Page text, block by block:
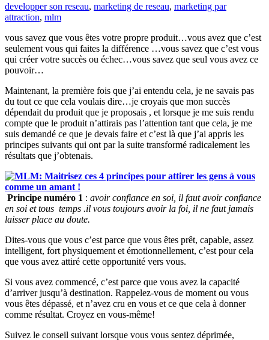
developper son reseau, marketing de reseau, marketing par
attraction, mlm
vous savez que vous êtes votre propre produit…vous avez que c’est
seulement vous qui faites la différence …vous savez que c’est vous
qui créer votre succès ou échec…vous savez que seul vous avez ce
pouvoir…
Maintenant, la première fois que j’ai entendu cela, je ne savais pas
du tout ce que cela voulais dire…je croyais que mon succès
dépendait du produit que je proposais , et lorsque je me suis rendu
compte que le produit n’attirais pas l’attention tant que cela, je me
suis demandé ce que je devais faire et c’est là que j’ai appris les
principes suivants qui ont par la suite transformé radicalement les
résultats que j’obtenais.
Principe numéro 1 : avoir confiance en soi, il faut avoir confiance
en soi et tous temps .il vous toujours avoir la foi, il ne faut jamais
laisser place au doute.
Dites-vous que vous c’est parce que vous êtes prêt, capable, assez
intelligent, fort physiquement et émotionnellement, c’est pour cela
que vous avez attiré cette opportunité vers vous.
Si vous avez commencé, c’est parce que vous avez la capacité
d’arriver jusqu’à destination. Rappelez-vous de moment ou vous
vous êtes dépassé, et n’avez cru en vous et ce que cela à donner
comme résultat. Croyez en vous-même!
Suivez le conseil suivant lorsque vous vous sentez déprimée,